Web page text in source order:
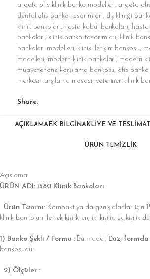
argeta ofis klinik banko modelleri, argeta
dental ofis banko tasarımları, diş kliniği
klinik bankoları, hasta kabul bankoları, hasta
bankoları, klinik banko tasarımları, klinik
bankoları modelleri, klinik iletişim bankosu,
modelleri, modern klinik bankoları, modern
muayenehane karşılama bankosu, ofis banko
merkezi karşılama masası, veteriner kilinik
Share:
AÇIKLAMA EK BILGI NAKLIYE VE TESLIMAT
ÜRÜN TEMİZLİK
Açıklama
ÜRÜN ADI: 1580 Klinik Bankoları
Ürün Tanımı: Kompakt ya da geniş alanlar için
klinik bankoları ile tek kişilikten, iki kişilik, üç kişilik
1) Banko Şekli / Formu : Bu model, Düz,
bankosudur.
2) Ölçüler :